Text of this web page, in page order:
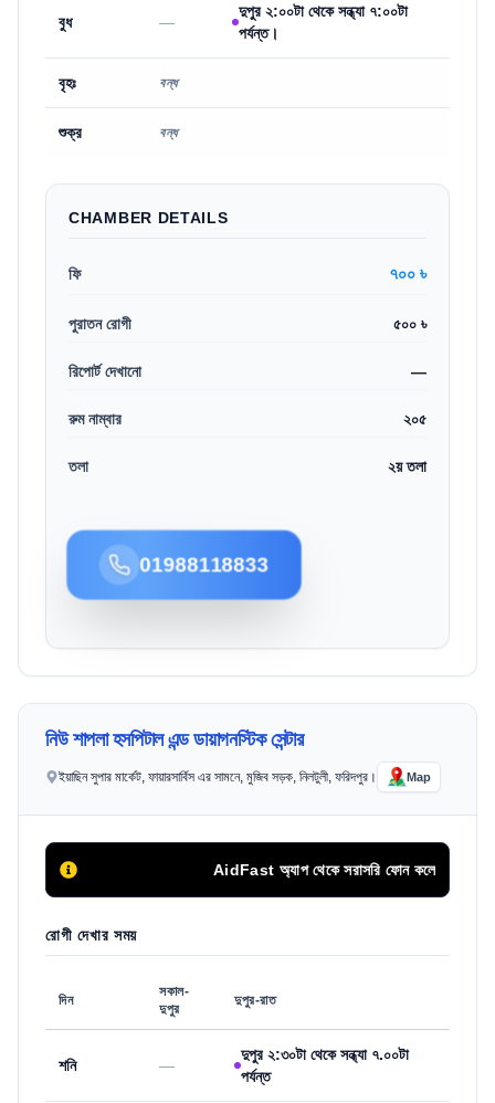
বুধ —
দুপুর ২:০০টা থেকে সন্ধ্যা ৭:০০টা
পর্যন্ত।
বৃহঃ বন্ধ
শুক্র বন্ধ
CHAMBER DETAILS
ফি ৭০০ ৳
পুরাতন রোগী ৫০০ ৳
রিপোর্ট দেখানো —
রুম নাম্বার ২০৫
তলা ২য় তলা
01988118833
নিউ শাপলা হসপিটাল এন্ড ডায়াগনস্টিক সেন্টার
ইয়াছিন সুপার মার্কেট, ফায়ারসার্বিস এর সামনে, মুজিব সড়ক, নিলটুলী, ফরিদপুর। Map
AidFast অ্যাপ থেকে সরাসরি ফোন কলের মাধ্যমে
রোগী দেখার সময়
দিন
সকাল-
দুপুর
দুপুর-রাত
শনি —
দুপুর ২:৩০টা থেকে সন্ধ্যা ৭.০০টা
পর্যন্ত